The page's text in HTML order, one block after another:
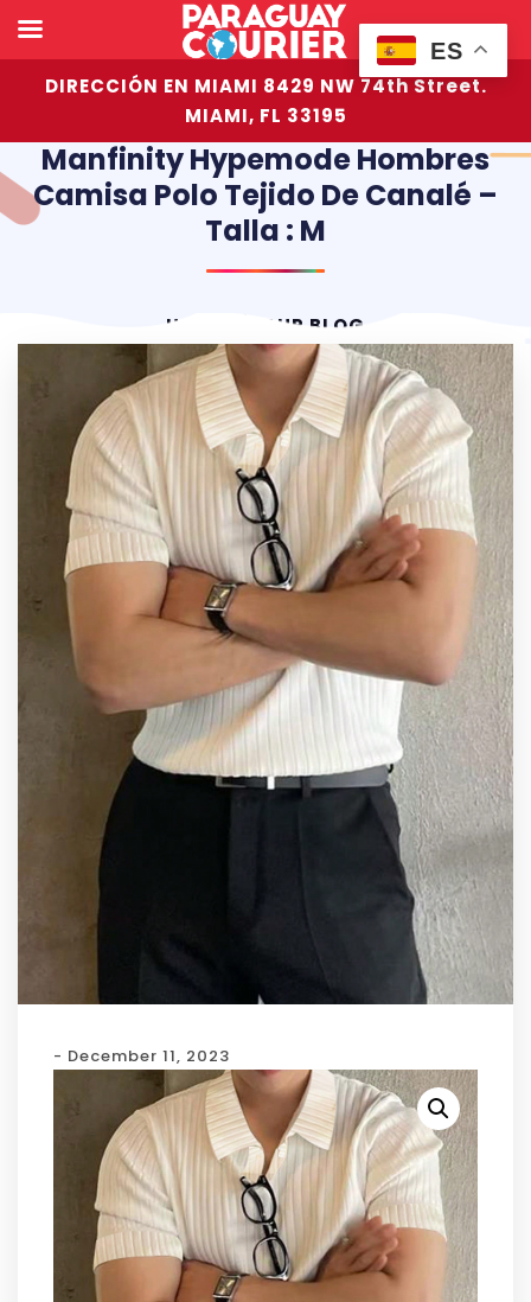
DIRECCIÓN EN MIAMI 8429 NW 74th Street.
MIAMI, FL 33195
Manfinity Hypemode Hombres
Camisa Polo Tejido De Canalé –
Talla : M
HOME OUR BLOG
- December 11, 2023
ES